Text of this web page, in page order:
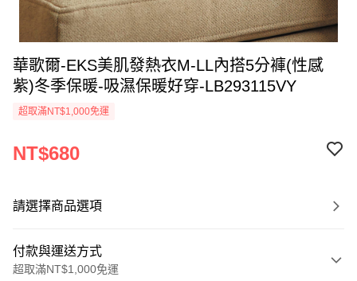
華歌爾-EKS美肌發熱衣M-LL內搭5分褲(性感
紫)冬季保暖-吸濕保暖好穿-LB293115VY
超取滿NT$1,000免運
NT$680
請選擇商品選項
付款與運送方式
超取滿NT$1,000免運